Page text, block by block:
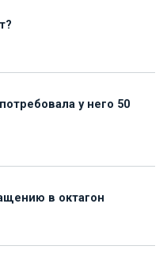
у него 50
в октагон